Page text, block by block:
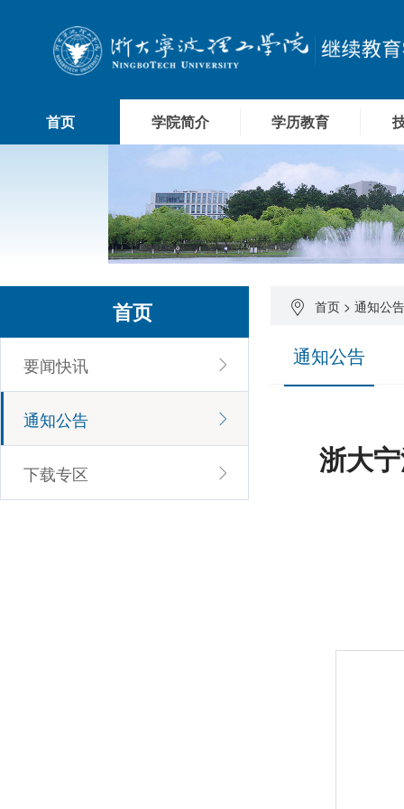
首页 学院简介 学历教育
首页 > 通知公告
通知公告
浙大
首页
要闻快讯
通知公告
下载专区